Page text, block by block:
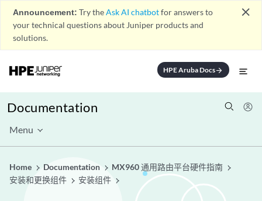
Announcement: Try theAsk AI chatbotfor answers to
your technical questions about Juniper products and
solutions.
close
HPE Aruba Docsarrow_forward
Documentation
Menu
Home Documentation
MX960 通用路由平台硬件指南
安装和更换组件
安装组件